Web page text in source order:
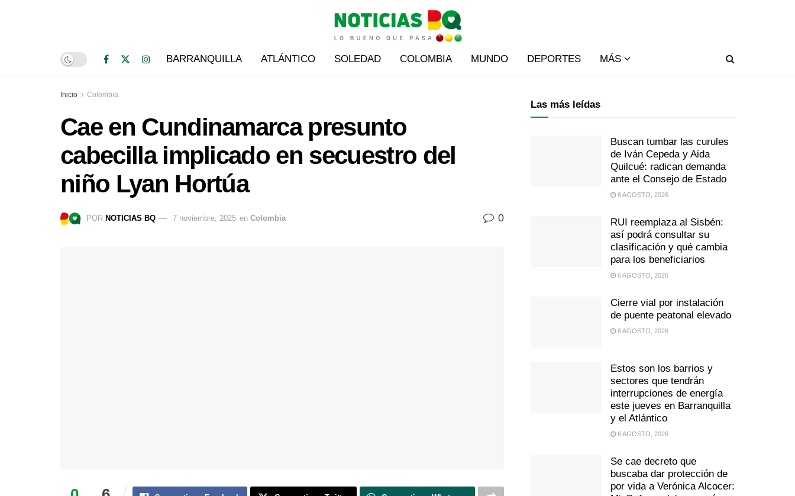
BARRANQUILLA ATLÁNTICO SOLEDAD COLOMBIA MUNDO DEPORTES MÁS
Inicio Colombia
Cae en Cundinamarca presunto
cabecilla implicado en secuestro del
niño Lyan Hortúa
POR NOTICIAS BQ 7 noviembre, 2025 en Colombia 0
Las más leídas
Buscan tumbar las curules
de Iván Cepeda y Aida
Quilcué: radican demanda
ante el Consejo de Estado
6 AGOSTO, 2026
RUI reemplaza al Sisbén:
así podrá consultar su
clasificación y qué cambia
para los beneficiarios
6 AGOSTO, 2026
Cierre vial por instalación
de puente peatonal elevado
6 AGOSTO, 2026
Estos son los barrios y
sectores que tendrán
interrupciones de energía
este jueves en Barranquilla
y el Atlántico
6 AGOSTO, 2026
Se cae decreto que
buscaba dar protección de
por vida a Verónica Alcocer: